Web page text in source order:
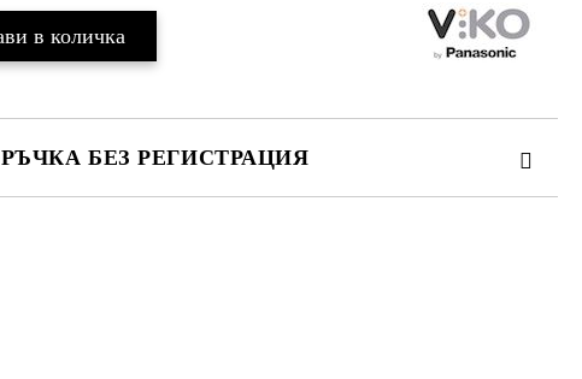
БЕЗ РЕГИСТРАЦИЯ